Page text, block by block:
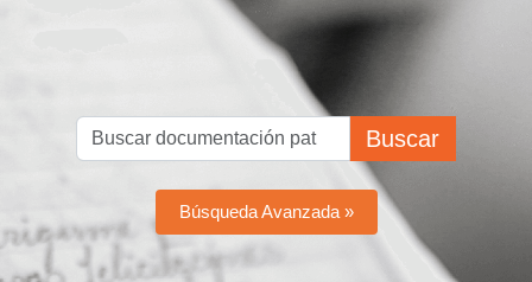
Buscar
Búsqueda Avanzada »